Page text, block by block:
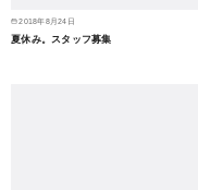
2018年8月24日
夏休み。スタッフ募集